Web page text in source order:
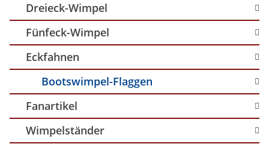
Dreieck-Wimpel
Fünfeck-Wimpel
Eckfahnen
Bootswimpel-Flaggen
Fanartikel
Wimpelständer